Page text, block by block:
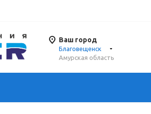
Ваш город
Благовещенск
Амурская область